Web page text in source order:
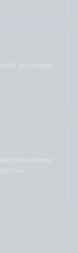
edustajaasi